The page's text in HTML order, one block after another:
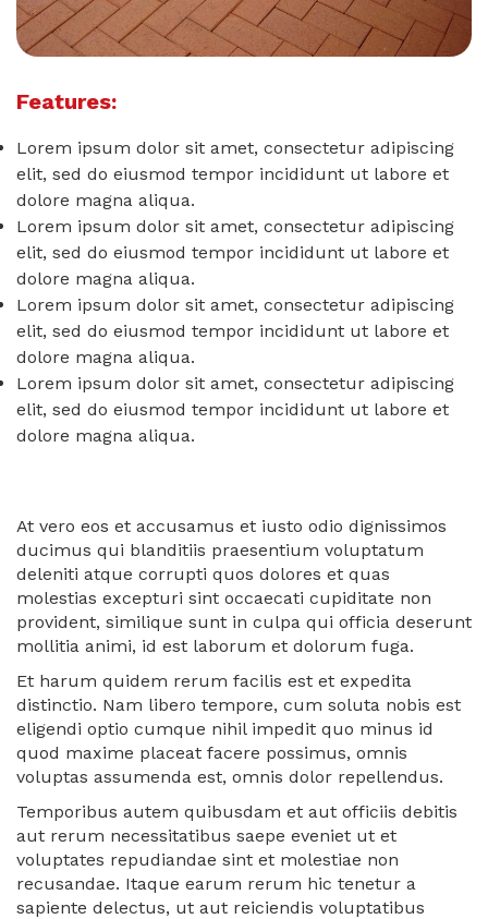
Features:
Lorem ipsum dolor sit amet, consectetur adipiscing
elit, sed do eiusmod tempor incididunt ut labore et
dolore magna aliqua.
Lorem ipsum dolor sit amet, consectetur adipiscing
elit, sed do eiusmod tempor incididunt ut labore et
dolore magna aliqua.
Lorem ipsum dolor sit amet, consectetur adipiscing
elit, sed do eiusmod tempor incididunt ut labore et
dolore magna aliqua.
Lorem ipsum dolor sit amet, consectetur adipiscing
elit, sed do eiusmod tempor incididunt ut labore et
dolore magna aliqua.
At vero eos et accusamus et iusto odio dignissimos
ducimus qui blanditiis praesentium voluptatum
deleniti atque corrupti quos dolores et quas
molestias excepturi sint occaecati cupiditate non
provident, similique sunt in culpa qui officia deserunt
mollitia animi, id est laborum et dolorum fuga.
Et harum quidem rerum facilis est et expedita
distinctio. Nam libero tempore, cum soluta nobis est
eligendi optio cumque nihil impedit quo minus id
quod maxime placeat facere possimus, omnis
voluptas assumenda est, omnis dolor repellendus.
Temporibus autem quibusdam et aut officiis debitis
aut rerum necessitatibus saepe eveniet ut et
voluptates repudiandae sint et molestiae non
recusandae. Itaque earum rerum hic tenetur a
sapiente delectus, ut aut reiciendis voluptatibus